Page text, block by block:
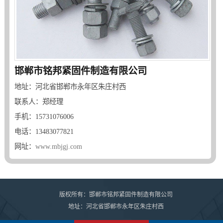
邯郸市铭邦紧固件制造有限公司
地址：河北省邯郸市永年区朱庄村西
联系人：郑经理
手机：15731076006
电话：13483077821
网址： www.mbjgj.com
版权所有：邯郸市铭邦紧固件制造有限公司
地址：河北省邯郸市永年区朱庄村西